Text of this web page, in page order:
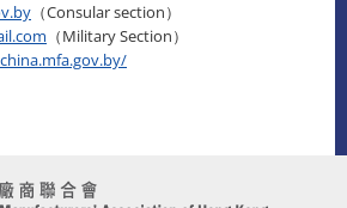
（Consular section）
（Military Section）